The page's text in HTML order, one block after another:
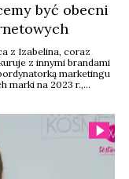
być obecni
z Izabelina, coraz
z innymi brandami
marketingu
marki na 2023 r.,